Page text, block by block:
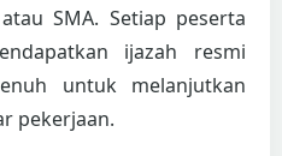
SMA. Setiap peserta
ijazah resmi
untuk melanjutkan
pekerjaan.